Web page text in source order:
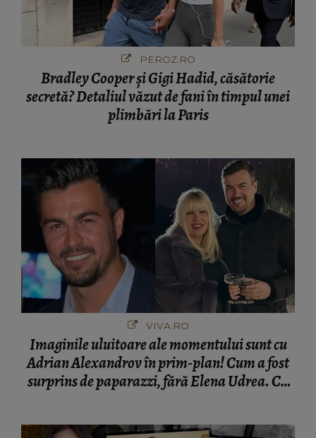
PEROZ.RO
Bradley Cooper și Gigi Hadid, căsătorie
secretă? Detaliul văzut de fani în timpul unei
plimbări la Paris
VIVA.RO
Imaginile uluitoare ale momentului sunt cu
Adrian Alexandrov în prim-plan! Cum a fost
surprins de paparazzi, fără Elena Udrea. Cu